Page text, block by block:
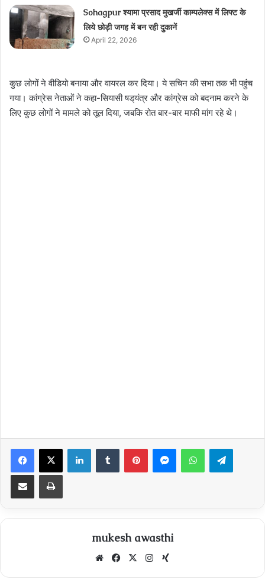
Sohagpur श्यामा प्रसाद मुखर्जी काम्पलेक्स में लिफ्ट के
लिये छोड़ी जगह में बन रही दुकानें
April 22, 2026
कुछ लोगों ने वीडियो बनाया और वायरल कर दिया। ये सचिन की सभा तक भी पहुंच
गया। कांग्रेस नेताओं ने कहा-सियासी षड्‌यंत्र और कांग्रेस को बदनाम करने के
लिए कुछ लोगों ने मामले को तूल दिया, जबकि रोत बार-बार माफी मांग रहे थे।
Facebook
X LinkedInTumblr PinterestMessengerWhatsApp
Share via Email Print
mukesh awasthi
WebsiteFacebook
X Instagram